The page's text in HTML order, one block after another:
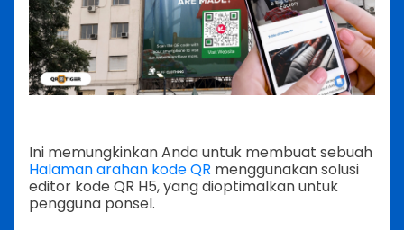
Ini memungkinkan Anda untuk membuat sebuah
Halaman arahan kode QR menggunakan solusi
editor kode QR H5, yang dioptimalkan untuk
pengguna ponsel.